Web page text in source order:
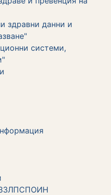
здравни данни и
системи,
ЗЗЛПСПОИН